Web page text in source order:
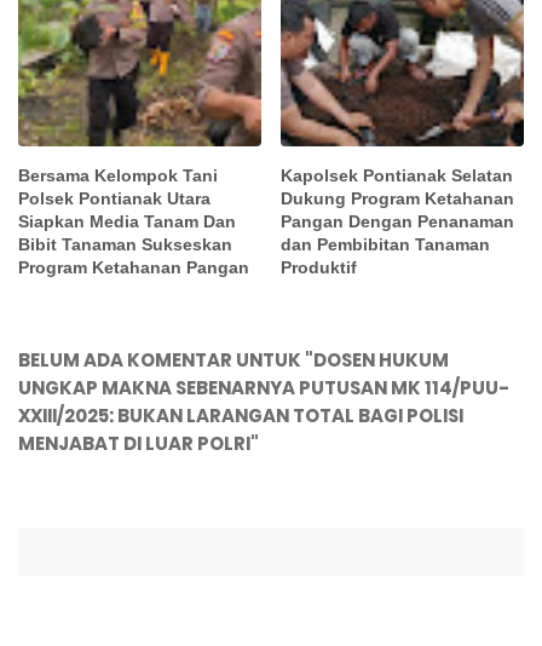
Bersama Kelompok Tani
Polsek Pontianak Utara
Siapkan Media Tanam Dan
Bibit Tanaman Sukseskan
Program Ketahanan Pangan
Kapolsek Pontianak Selatan
Dukung Program Ketahanan
Pangan Dengan Penanaman
dan Pembibitan Tanaman
Produktif
BELUM ADA KOMENTAR UNTUK "DOSEN HUKUM
UNGKAP MAKNA SEBENARNYA PUTUSAN MK 114/PUU-
XXIII/2025: BUKAN LARANGAN TOTAL BAGI POLISI
MENJABAT DI LUAR POLRI"